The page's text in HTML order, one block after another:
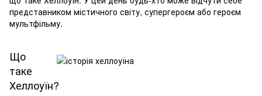
представником містичного світу, супергероєм або героєм
мультфільму.
Що
таке
Хеллоуїн?